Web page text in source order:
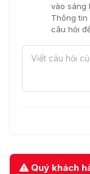
vào sáng
Thông
câu hỏi
Quý khách